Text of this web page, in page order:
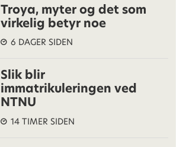
Troya, myter og det som
virkelig betyr noe
6 DAGER SIDEN
Slik blir
immatrikuleringen ved
NTNU
14 TIMER SIDEN